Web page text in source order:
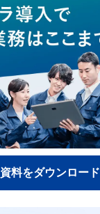
資料をダウンロード